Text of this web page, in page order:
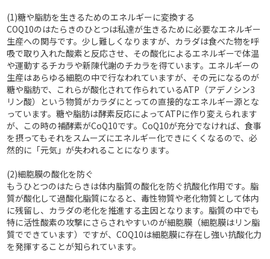
(1)糖や脂肪を生きるためのエネルギーに変換する
COQ10のはたらきのひとつは私達が生きるために必要なエネルギー
生産への関与です。少し難しくなりますが、カラダは食べた物を呼
吸で取り入れた酸素と反応させ、その酸化によるエネルギーで体温
や運動するチカラや新陳代謝のチカラを得ています。エネルギーの
生産はあらゆる細胞の中で行なわれていますが、その元になるのが
糖や脂肪で、これらが酸化されて作られているATP（アデノシン3
リン酸）という物質がカラダにとっての直接的なエネルギー源とな
っています。糖や脂肪は酵素反応によってATPに作り変えられます
が、この時の補酵素がCoQ10です。CoQ10が充分でなければ、食事
を摂ってもそれをスムーズにエネルギー化できにくくなるので、必
然的に「元気」が失われることになります。
(2)細胞膜の酸化を防ぐ
もうひとつのはたらきは体内脂質の酸化を防ぐ抗酸化作用です。脂
質が酸化して過酸化脂質になると、毒性物質や老化物質として体内
に残留し、カラダの老化を推進する主因となります。脂質の中でも
特に活性酸素の攻撃にさらされやすいのが細胞膜（細胞膜はリン脂
質でできています）ですが、COQ10は細胞膜に存在し強い抗酸化力
を発揮することが知られています。